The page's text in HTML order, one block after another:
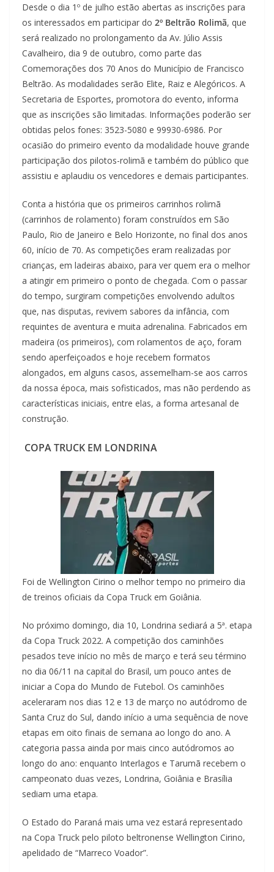
Desde o dia 1º de julho estão abertas as inscrições para
os interessados em participar do 2º Beltrão Rolimã, que
será realizado no prolongamento da Av. Júlio Assis
Cavalheiro, dia 9 de outubro, como parte das
Comemorações dos 70 Anos do Município de Francisco
Beltrão. As modalidades serão Elite, Raiz e Alegóricos. A
Secretaria de Esportes, promotora do evento, informa
que as inscrições são limitadas. Informações poderão ser
obtidas pelos fones: 3523-5080 e 99930-6986. Por
ocasião do primeiro evento da modalidade houve grande
participação dos pilotos-rolimã e também do público que
assistiu e aplaudiu os vencedores e demais participantes.
Conta a história que os primeiros carrinhos rolimã
(carrinhos de rolamento) foram construídos em São
Paulo, Rio de Janeiro e Belo Horizonte, no final dos anos
60, início de 70. As competições eram realizadas por
crianças, em ladeiras abaixo, para ver quem era o melhor
a atingir em primeiro o ponto de chegada. Com o passar
do tempo, surgiram competições envolvendo adultos
que, nas disputas, revivem sabores da infância, com
requintes de aventura e muita adrenalina. Fabricados em
madeira (os primeiros), com rolamentos de aço, foram
sendo aperfeiçoados e hoje recebem formatos
alongados, em alguns casos, assemelham-se aos carros
da nossa época, mais sofisticados, mas não perdendo as
características iniciais, entre elas, a forma artesanal de
construção.
COPA TRUCK EM LONDRINA
Foi de Wellington Cirino o melhor tempo no primeiro dia
de treinos oficiais da Copa Truck em Goiânia.
No próximo domingo, dia 10, Londrina sediará a 5ª. etapa
da Copa Truck 2022. A competição dos caminhões
pesados teve início no mês de março e terá seu término
no dia 06/11 na capital do Brasil, um pouco antes de
iniciar a Copa do Mundo de Futebol. Os caminhões
aceleraram nos dias 12 e 13 de março no autódromo de
Santa Cruz do Sul, dando início a uma sequência de nove
etapas em oito finais de semana ao longo do ano. A
categoria passa ainda por mais cinco autódromos ao
longo do ano: enquanto Interlagos e Tarumã recebem o
campeonato duas vezes, Londrina, Goiânia e Brasília
sediam uma etapa.
O Estado do Paraná mais uma vez estará representado
na Copa Truck pelo piloto beltronense Wellington Cirino,
apelidado de “Marreco Voador”.